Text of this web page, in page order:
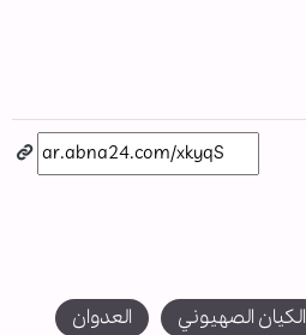
الكيان الصهيوني العدوان